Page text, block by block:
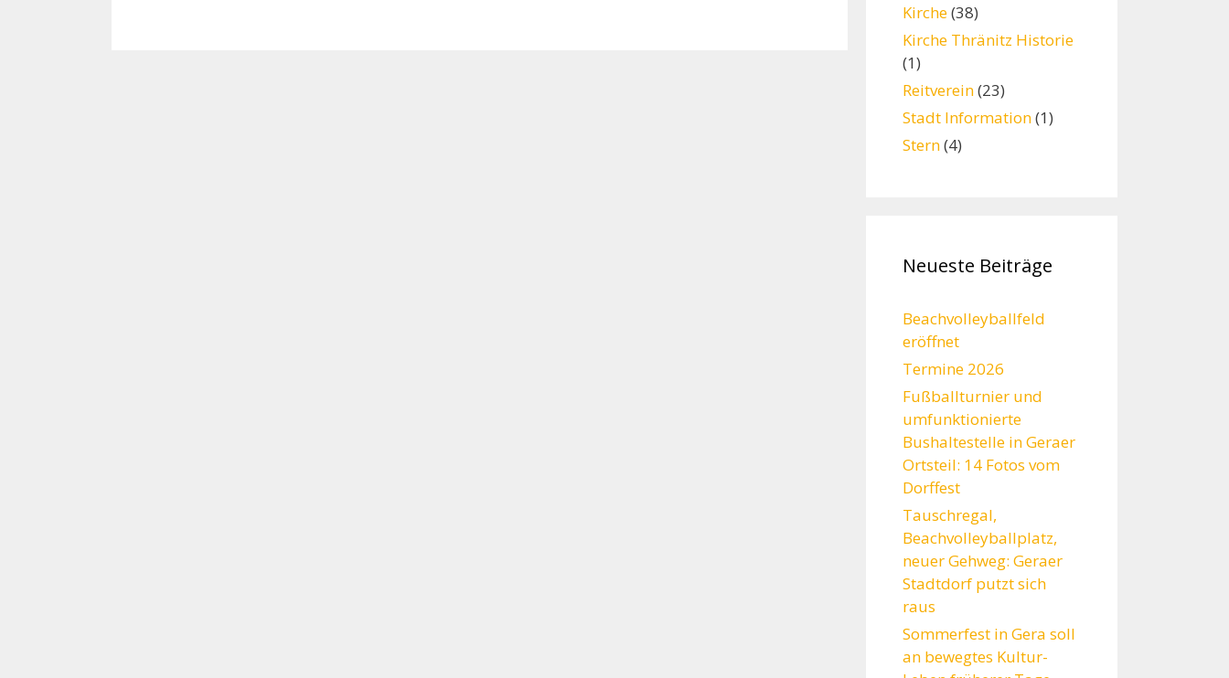
Kirche(38)
Kirche Thränitz Historie
(1)
Reitverein(23)
Stadt Information(1)
Stern(4)
Neueste Beiträge
Beachvolleyballfeld
eröffnet
Termine 2026
Fußballturnier und
umfunktionierte
Bushaltestelle in Geraer
Ortsteil: 14 Fotos vom
Dorffest
Tauschregal,
Beachvolleyballplatz,
neuer Gehweg: Geraer
Stadtdorf putzt sich
raus
Sommerfest in Gera soll
an bewegtes Kultur-